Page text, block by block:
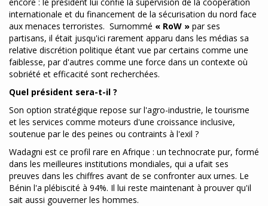
internationale et du financement de la sécurisation du nord face
aux menaces terroristes. Surnommé « RoW » par ses
partisans, il était jusqu'ici rarement apparu dans les médias sa
relative discrétion politique étant vue par certains comme une
faiblesse, par d'autres comme une force dans un contexte où
sobriété et efficacité sont recherchées.
Quel président sera-t-il ?
Son option stratégique repose sur l'agro-industrie, le tourisme
et les services comme moteurs d'une croissance inclusive,
soutenue par le des peines ou contraints à l'exil ?
Wadagni est ce profil rare en Afrique : un technocrate pur, formé
dans les meilleures institutions mondiales, qui a ufait ses
preuves dans les chiffres avant de se confronter aux urnes. Le
Bénin l'a plébiscité à 94%. Il lui reste maintenant à prouver qu'il
sait aussi gouverner les hommes.